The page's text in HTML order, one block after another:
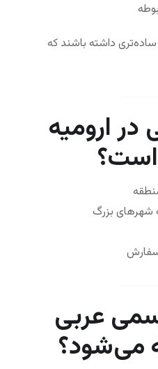
داشته باشند که
در ارومیه
است؟
شهرهای بزرگ
عربی
می‌شود؟